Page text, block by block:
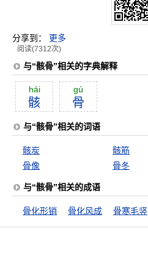
分享到： 更多
阅读(7312次)
与“骸骨”相关的字典解释
hái
骸
gú
骨
与“骸骨”相关的词语
骸炭 骸筋
骨像
骨冬
与“骸骨”相关的成语
骨化形销 骨化风成 骨寒毛竖